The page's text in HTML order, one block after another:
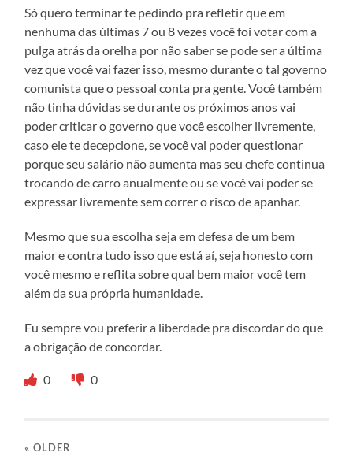
Só quero terminar te pedindo pra refletir que em
nenhuma das últimas 7 ou 8 vezes você foi votar com a
pulga atrás da orelha por não saber se pode ser a última
vez que você vai fazer isso, mesmo durante o tal governo
comunista que o pessoal conta pra gente. Você também
não tinha dúvidas se durante os próximos anos vai
poder criticar o governo que você escolher livremente,
caso ele te decepcione, se você vai poder questionar
porque seu salário não aumenta mas seu chefe continua
trocando de carro anualmente ou se você vai poder se
expressar livremente sem correr o risco de apanhar.
Mesmo que sua escolha seja em defesa de um bem
maior e contra tudo isso que está aí, seja honesto com
você mesmo e reflita sobre qual bem maior você tem
além da sua própria humanidade.
Eu sempre vou preferir a liberdade pra discordar do que
a obrigação de concordar.
0 0
« OLDER